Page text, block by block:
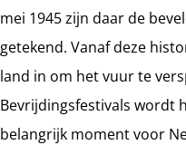
mei 1945 zijn daar de
getekend. Vanaf deze
land in om het vuur te
Bevrijdingsfestivals wordt
belangrijk moment voor